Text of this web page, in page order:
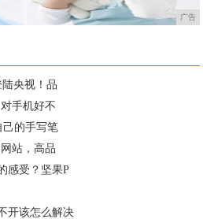
广告
央视！品
手机好不
己的手写笔
站，高品
感受？坚果P
开该怎么解决